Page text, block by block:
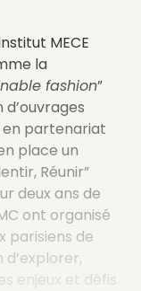
MECE
la
fashion”
d’ouvrages
en partenariat
place un
Réunir”
deux ans de
ont organisé
parisiens de
d’explorer,
enjeux et défis